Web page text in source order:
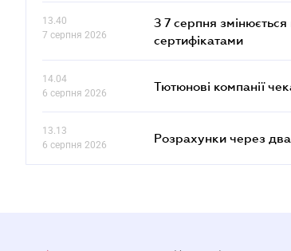
13.40
7 серпня 2026
З 7 серпня
сертифікатами
14.04
6 серпня 2026
Тютюнові компанії
13.13
6 серпня 2026
Розрахунки через